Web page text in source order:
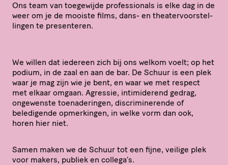
Ons team van toegewijde profes­si­o­nals is elke dag in de
weer om je de mooiste films, dans- en thea­ter­voor­stel­
lingen te presenteren.
We willen dat iedereen zich bij ons welkom voelt; op het
podium, in de zaal en aan de bar. De Schuur is een plek
waar je mag zijn wie je bent, en waar we met respect
met elkaar omgaan. Agressie, inti­mi­de­rend gedrag,
ongewenste toena­de­ringen, discri­mi­ne­rende of
beledigende opmerkingen, in welke vorm dan ook,
horen hier niet.
Samen maken we de Schuur tot een fijne, veilige plek
voor makers, publiek en collega’s.